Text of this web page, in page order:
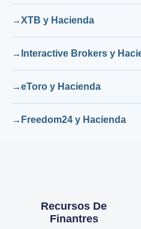
XTB y Hacienda
Interactive Brokers y
eToro y Hacienda
Freedom24 y Hacienda
Recursos De
Finantres